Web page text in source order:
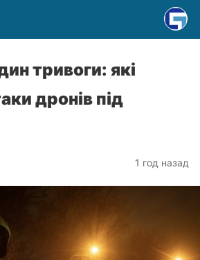
тривоги: які
дронів під
1 год назад